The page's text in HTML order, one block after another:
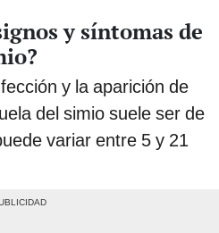
y síntomas de
y la aparición de
del simio suele ser de
variar entre 5 y 21